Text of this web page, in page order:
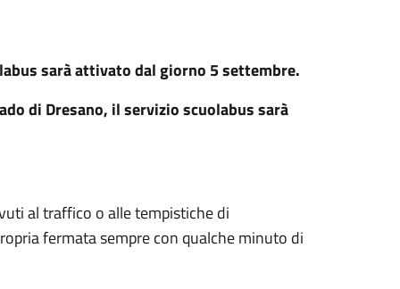
sarà attivato dal giorno 5 settembre.
di Dresano, il servizio scuolabus sarà
al traffico o alle tempistiche di
fermata sempre con qualche minuto di